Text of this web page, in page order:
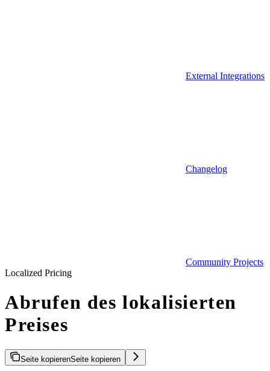
External Integrations
Changelog
Community Projects
Localized Pricing
Abrufen des lokalisierten
Preises
Seite kopierenSeite kopieren